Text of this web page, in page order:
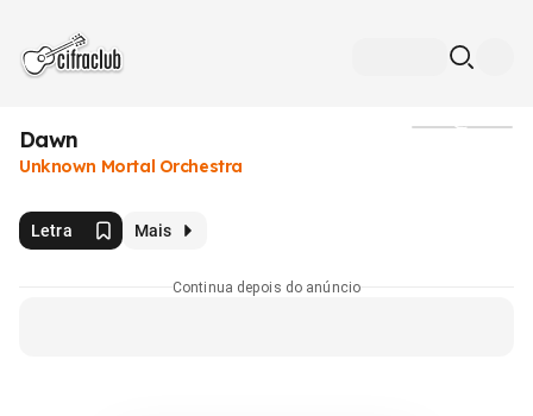
Dawn
Unknown Mortal Orchestra
Letra Mais
Continua depois do anúncio